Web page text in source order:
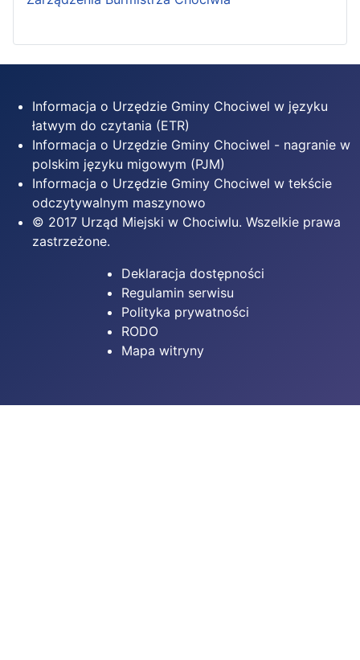
Informacja o Urzędzie Gminy Chociwel w języku
łatwym do czytania (ETR)
Informacja o Urzędzie Gminy Chociwel - nagranie w
polskim języku migowym (PJM)
Informacja o Urzędzie Gminy Chociwel w tekście
odczytywalnym maszynowo
© 2017 Urząd Miejski w Chociwlu. Wszelkie prawa
zastrzeżone.
Deklaracja dostępności
Regulamin serwisu
Polityka prywatności
RODO
Mapa witryny